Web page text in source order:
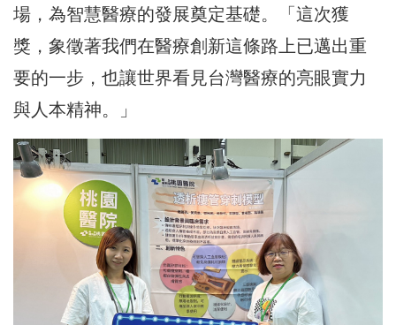
場，為智慧醫療的發展奠定基礎。「這次獲
獎，象徵著我們在醫療創新這條路上已邁出重
要的一步，也讓世界看見台灣醫療的亮眼實力
與人本精神。」